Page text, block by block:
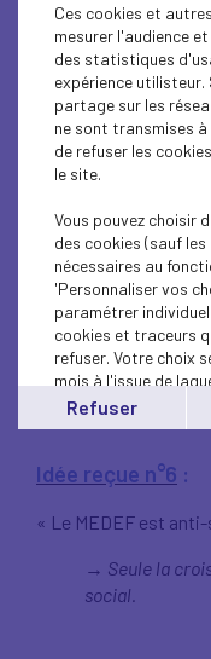
Idée reçue n°4:
« Le MEDEF ne
→
Idée reçue n°5:
« Le MEDEF est
→Son seul
Idée reçue n°6 :
« Le MEDEF est
→ Seule la
social.
Ces cookies et
mesurer l'audience
des statistiques
expérience
partage sur les
ne sont transmises
de refuser les
le site.
Vous pouvez choisir
des cookies (sauf
nécessaires au
'Personnaliser vos
paramétrer
cookies et traceurs
refuser. Votre choix
mois à l'issue de
affiché..
Vous pouvez
Refuser